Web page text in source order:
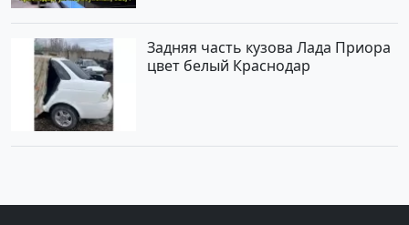
Задняя часть кузова Лада Приора
цвет белый Краснодар